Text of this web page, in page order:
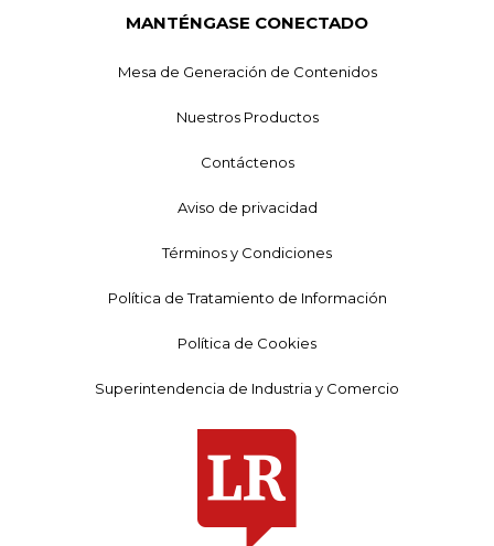
MANTÉNGASE CONECTADO
Mesa de Generación de Contenidos
Nuestros Productos
Contáctenos
Aviso de privacidad
Términos y Condiciones
Política de Tratamiento de Información
Política de Cookies
Superintendencia de Industria y Comercio